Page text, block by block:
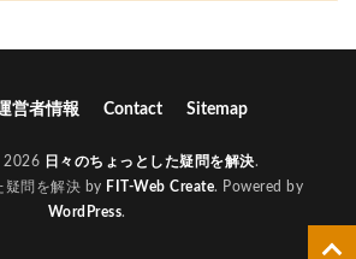
営者情報 Contact Sitemap
2026 日々のちょっとした疑問を解決.
疑問を解決 by FIT-Web Create. Powered by
WordPress.